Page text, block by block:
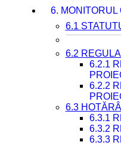
6. MONITORUL
6.1
6.2
6.2.1
6.2.2
6.3
6.3.1
6.3.2
6.3.3